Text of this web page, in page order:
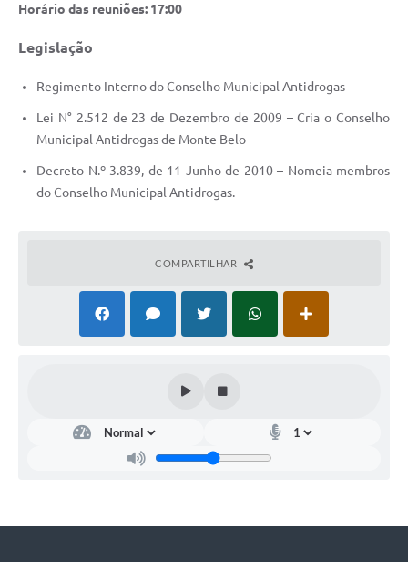
Horário das reuniões: 17:00
Legislação
Regimento Interno do Conselho Municipal Antidrogas
Lei N° 2.512 de 23 de Dezembro de 2009 – Cria o Conselho
Municipal Antidrogas de Monte Belo
Decreto N.º 3.839, de 11 Junho de 2010 – Nomeia membros
do Conselho Municipal Antidrogas.
COMPARTILHAR